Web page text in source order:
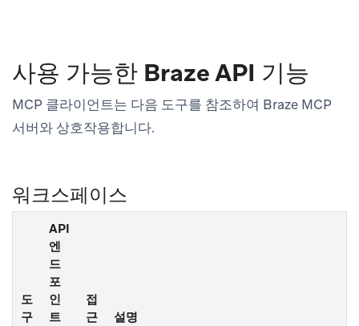
사용 가능한 Braze API 기능
MCP 클라이언트는 다음 도구를 참조하여 Braze MCP
서버와 상호작용합니다.
워크스페이스
도
구
API
엔
드
포
인
트
접
근
설명